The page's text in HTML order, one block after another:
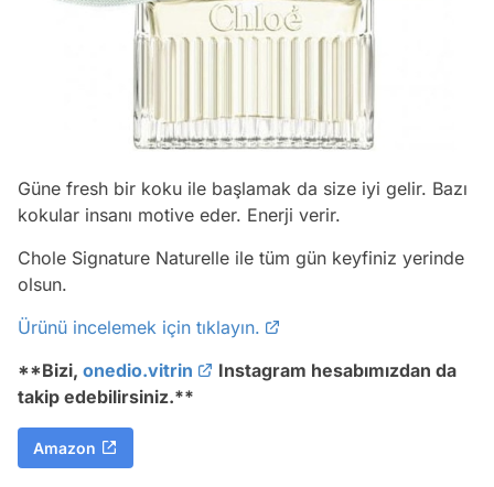
Güne fresh bir koku ile başlamak da size iyi gelir. Bazı
kokular insanı motive eder. Enerji verir.
Chole Signature Naturelle ile tüm gün keyfiniz yerinde
olsun.
Ürünü incelemek için tıklayın.
**Bizi, onedio.vitrin
Instagram hesabımızdan da
takip edebilirsiniz.**
Amazon
Video